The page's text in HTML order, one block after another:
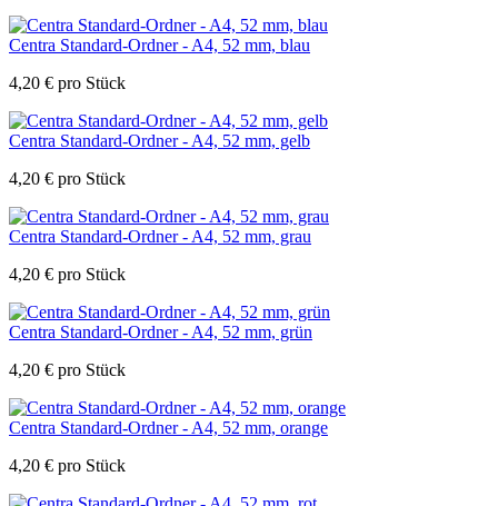
Centra Standard-Ordner - A4, 52 mm, blau
4,20 € pro Stück
Centra Standard-Ordner - A4, 52 mm, gelb
4,20 € pro Stück
Centra Standard-Ordner - A4, 52 mm, grau
4,20 € pro Stück
Centra Standard-Ordner - A4, 52 mm, grün
4,20 € pro Stück
Centra Standard-Ordner - A4, 52 mm, orange
4,20 € pro Stück